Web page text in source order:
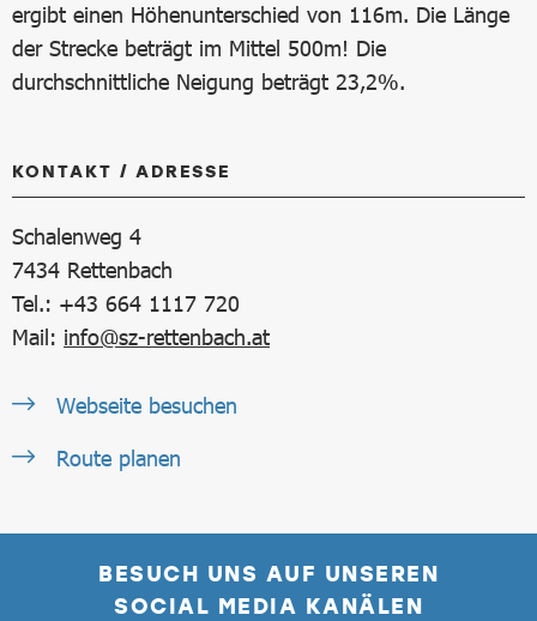
ergibt einen Höhenunterschied von 116m. Die Länge
der Strecke beträgt im Mittel 500m! Die
durchschnittliche Neigung beträgt 23,2%.
KONTAKT / ADRESSE
Schalenweg 4
7434 Rettenbach
Tel.: +43 664 1117 720
Mail: info@sz-rettenbach.at
Webseite besuchen
Route planen
BESUCH UNS AUF UNSEREN
SOCIAL MEDIA KANÄLEN